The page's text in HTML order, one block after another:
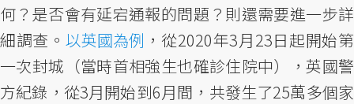
何？是否會有延宕通報的問題？則還需要進一步詳
細調查。 以英國為例 ，從2020年3月23日起開始第
一次封城（當時首相強生也確診住院中），英國警
方紀錄，從3月開始到6月間，共發生了25萬多個家